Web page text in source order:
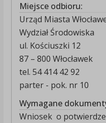
Miejsce odbioru:
Urząd Miasta
Wydział Środowiska
ul. Kościuszki 12
87 – 800 Włocławek
tel. 54 414 42 92
parter - pok. nr 10
Wymagane
Wniosek o